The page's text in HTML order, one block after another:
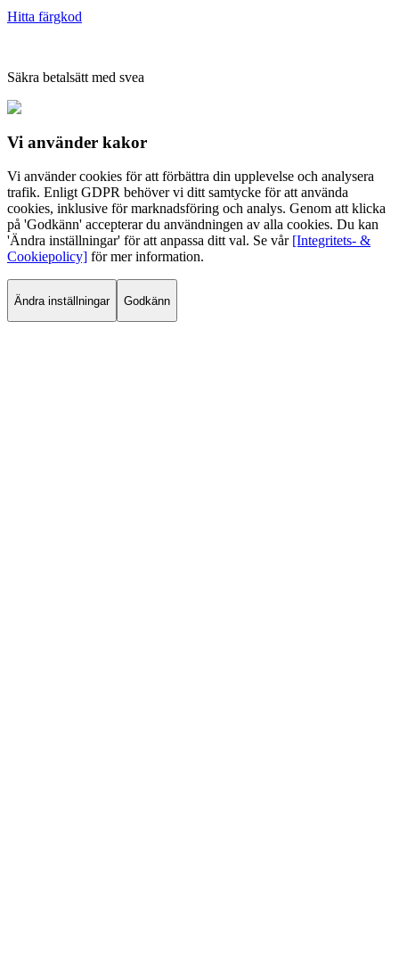
Hitta färgkod
Säkra betalsätt med svea
Vi använder kakor
Vi använder cookies för att förbättra din upplevelse och analysera
trafik. Enligt GDPR behöver vi ditt samtycke för att använda
cookies, inklusive för marknadsföring och analys. Genom att klicka
på 'Godkänn' accepterar du användningen av alla cookies. Du kan
'Ändra inställningar' för att anpassa ditt val. Se vår [Integritets- &
Cookiepolicy] för mer information.
Ändra inställningar Godkänn